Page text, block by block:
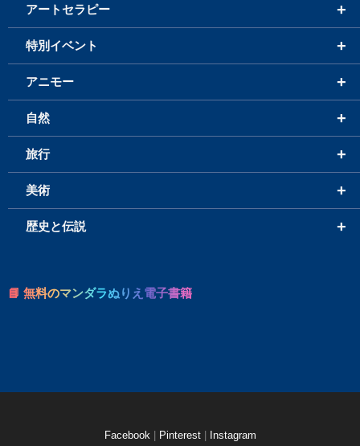
+
アートセラピー
+
特別イベント
+
アニモー
+
自然
+
旅行
+
美術
+
歴史と伝説
📘 無料のマンダラぬりえ電子書籍
Facebook Pinterest Instagram